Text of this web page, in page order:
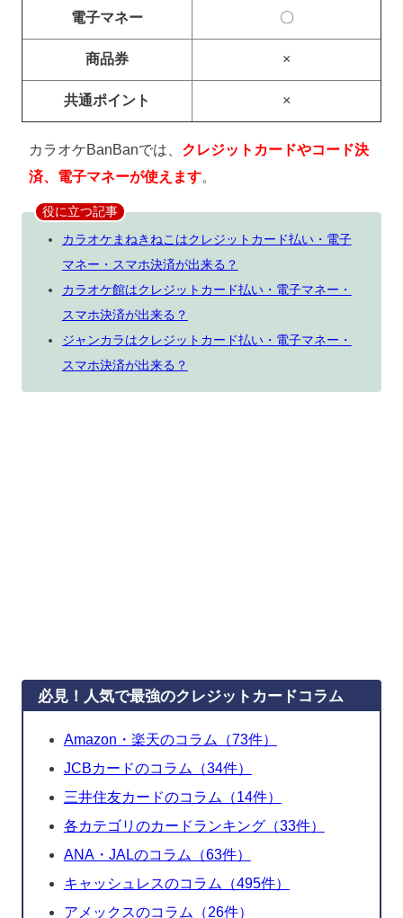
電子マネー 〇
商品券 ×
共通ポイント ×
カラオケBanBanでは、 クレジットカードやコード決
済、電子マネーが使えます。
役に立つ記事
カラオケまねきねこはクレジットカード払い・電子
マネー・スマホ決済が出来る？
カラオケ館はクレジットカード払い・電子マネー・
スマホ決済が出来る？
ジャンカラはクレジットカード払い・電子マネー・
スマホ決済が出来る？
必見！人気で最強のクレジットカードコラム
Amazon・楽天のコラム（73件）
JCBカードのコラム（34件）
三井住友カードのコラム（14件）
各カテゴリのカードランキング（33件）
ANA・JALのコラム（63件）
キャッシュレスのコラム（495件）
アメックスのコラム（26件）